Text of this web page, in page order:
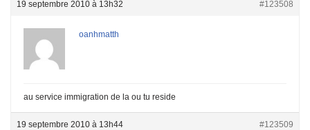
19 septembre 2010 à 13h32 #123508
oanhmatth
au service immigration de la ou tu reside
19 septembre 2010 à 13h44 #123509